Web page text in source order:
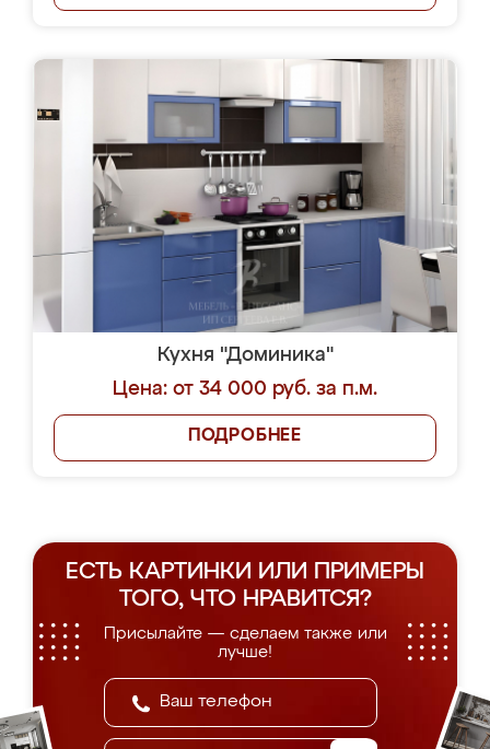
Кухня "Доминика"
Цена: от 34 000 руб. за п.м.
ПОДРОБНЕЕ
ЕСТЬ КАРТИНКИ ИЛИ ПРИМЕРЫ
ТОГО, ЧТО НРАВИТСЯ?
Присылайте — сделаем также или
лучше!